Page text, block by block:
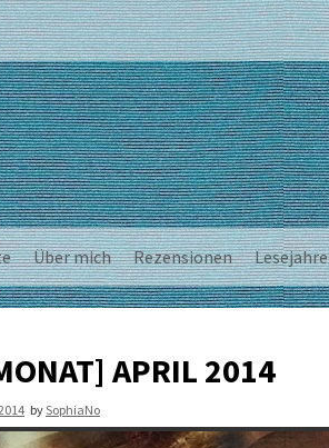
Über mich Rezensionen Lesejahre
APRIL 2014
bySophiaNo